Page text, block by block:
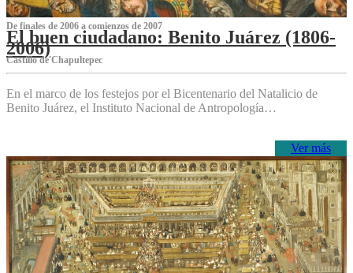
De finales de 2006 a comienzos de 2007
El buen ciudadano: Benito Juárez (1806-
2006)
Castillo de Chapultepec
En el marco de los festejos por el Bicentenario del Natalicio de
Benito Juárez, el Instituto Nacional de Antropología…
Ver más